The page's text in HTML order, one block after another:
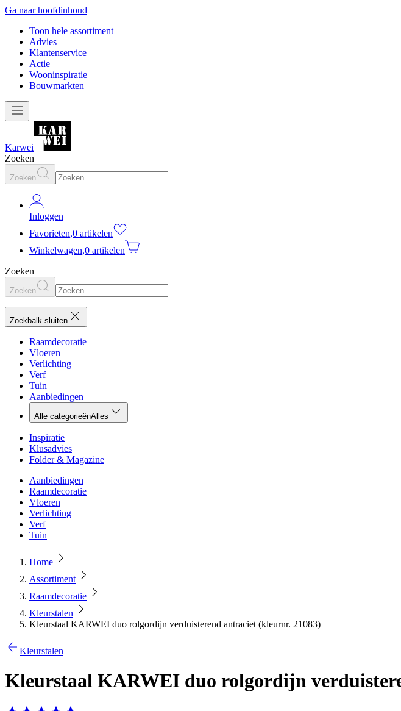
Ga naar hoofdinhoud
Toon hele assortiment
Advies
Klantenservice
Actie
Wooninspiratie
Bouwmarkten
Karwei
Zoeken
Zoeken
Inloggen
Favorieten,0 artikelen
Winkelwagen,0 artikelen
Zoeken
Zoeken
Zoekbalk sluiten
Raamdecoratie
Vloeren
Verlichting
Verf
Tuin
Aanbiedingen
Alle categorieënAlles
Inspiratie
Klusadvies
Folder & Magazine
Aanbiedingen
Raamdecoratie
Vloeren
Verlichting
Verf
Tuin
Home
Assortiment
Raamdecoratie
Kleurstalen
Kleurstaal KARWEI duo rolgordijn verduisterend antraciet (kleurnr. 21083)
Kleurstalen
Kleurstaal KARWEI duo rolgordijn